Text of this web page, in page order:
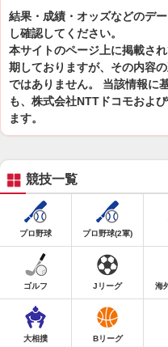
結果・成績・オッズなどのデ
し確認してください。
本サイトのページ上に掲載さ
期しておりますが、その内容
ではありません。 当該情報に
も、株式会社NTTドコモおよ
ます。
競技一覧
プロ野球 プロ野球(2軍)
ゴルフ Jリーグ 海
大相撲 Bリーグ